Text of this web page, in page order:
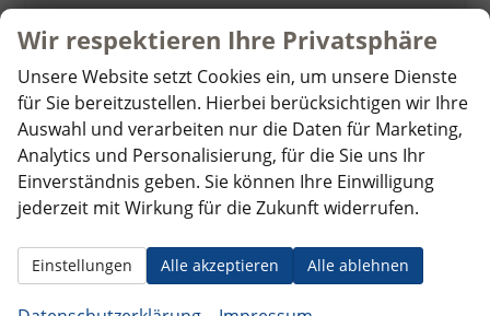
Datensätze pro Seite:
10 20 50 100 250
Seite:
Seiten:
1 ... 8 9 10 11
Wir respektieren Ihre Privatsphäre
Unsere Website setzt Cookies ein, um unsere Dienste
für Sie bereitzustellen. Hierbei berücksichtigen wir Ihre
Auswahl und verarbeiten nur die Daten für Marketing,
Analytics und Personalisierung, für die Sie uns Ihr
Einverständnis geben. Sie können Ihre Einwilligung
jederzeit mit Wirkung für die Zukunft widerrufen.
Alle akzeptieren Alle ablehnen
Einstellungen